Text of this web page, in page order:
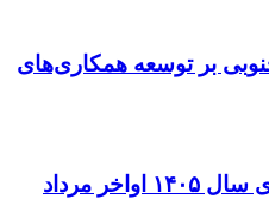
بر توسعه همکاری‌های
نتایج نهایی آزمون دکتری سال ۱۴۰۵ اواخر مرداد